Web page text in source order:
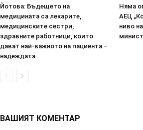
Йотова: Бъдещето на
медицината са лекарите,
медицинските сестри,
здравните работници, които
дават най-важното на пациента –
надеждата
Няма
АЕЦ
ниво
ВАШИЯТ КОМЕНТАР